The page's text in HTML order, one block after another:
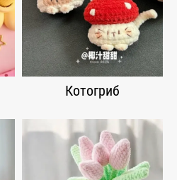
Котогриб